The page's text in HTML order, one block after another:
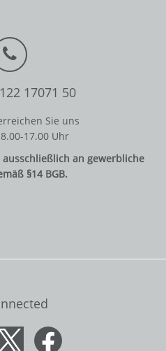
17071 50
Sie uns
17.00 Uhr
an gewerbliche
§14 BGB.